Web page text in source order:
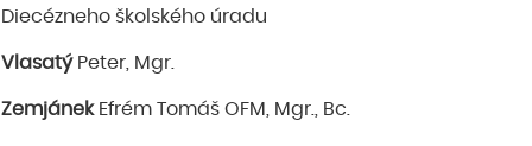
Diecézneho školského úradu
VlasatýPeter, Mgr.
ZemjánekEfrém Tomáš OFM, Mgr., Bc.